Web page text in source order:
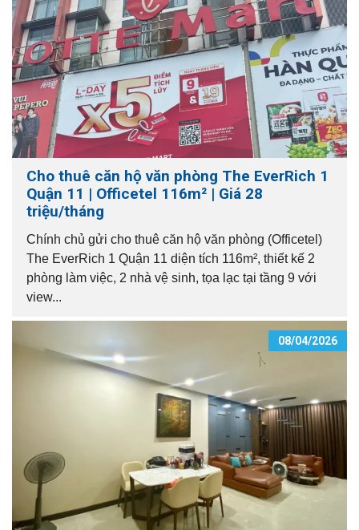
Cho thuê căn hộ văn phòng The EverRich 1
Quận 11 | Officetel 116m² | Giá 28
triệu/tháng
Chính chủ gửi cho thuê căn hộ văn phòng (Officetel)
The EverRich 1 Quận 11 diện tích 116m², thiết kế 2
phòng làm việc, 2 nhà vệ sinh, tọa lạc tại tầng 9 với
view...
08/04/2026